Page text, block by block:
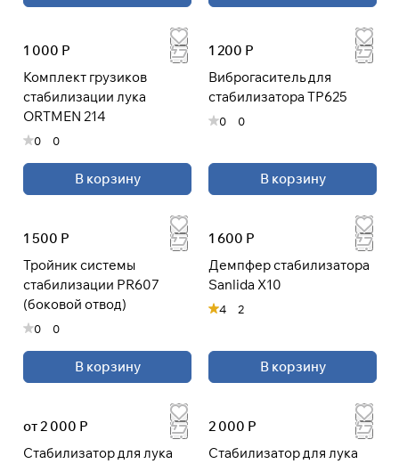
1 000 Р
Комплект грузиков
стабилизации лука
ORTMEN 214
0 0
В корзину
1 200 Р
Виброгаситель для
стабилизатора TP625
0 0
В корзину
1 500 Р
Тройник системы
стабилизации PR607
(боковой отвод)
0 0
В корзину
1 600 Р
Демпфер стабилизатора
Sanlida X10
4 2
В корзину
от 2 000 Р
Стабилизатор для лука
2 000 Р
Стабилизатор для лука